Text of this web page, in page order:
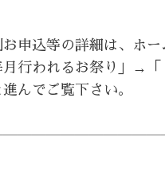
申込等の詳細は、ホー
月行われるお祭り」→
進んでご覧下さい。